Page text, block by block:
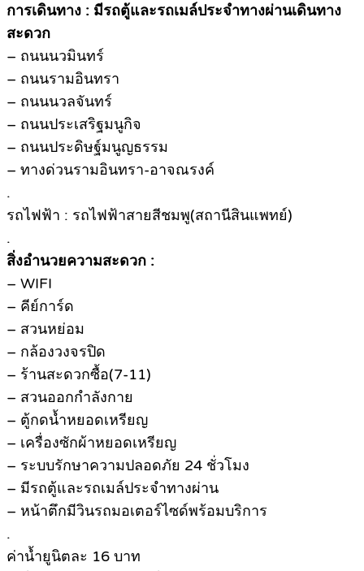
การเดินทาง : มีรถตู้และรถเมล์ประจำทางผ่านเดินทาง
สะดวก
– ถนนนวมินทร์
– ถนนรามอินทรา
– ถนนนวลจันทร์
– ถนนประเสริฐมนูกิจ
– ถนนประดิษฐ์มนูญธรรม
– ทางด่วนรามอินทรา-อาจณรงค์
.
รถไฟฟ้า : รถไฟฟ้าสายสีชมพู(สถานีสินแพทย์)
.
สิ่งอำนวยความสะดวก :
– WIFI
– คีย์การ์ด
– สวนหย่อม
– กล้องวงจรปิด
– ร้านสะดวกซื้อ(7-11)
– สวนออกกำลังกาย
– ตู้กดน้ำหยอดเหรียญ
– เครื่องซักผ้าหยอดเหรียญ
– ระบบรักษาความปลอดภัย 24 ชั่วโมง
– มีรถตู้และรถเมล์ประจำทางผ่าน
– หน้าตึกมีวินรถมอเตอร์ไซด์พร้อมบริการ
.
ค่าน้ำยูนิตละ 16 บาท